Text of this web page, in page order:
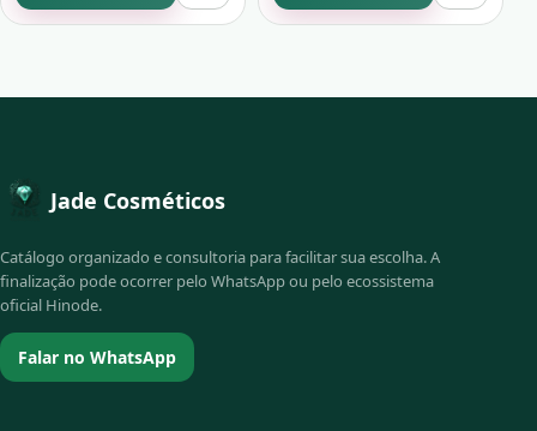
Jade Cosméticos
Catálogo organizado e consultoria para facilitar sua escolha. A
finalização pode ocorrer pelo WhatsApp ou pelo ecossistema
oficial Hinode.
Falar no WhatsApp